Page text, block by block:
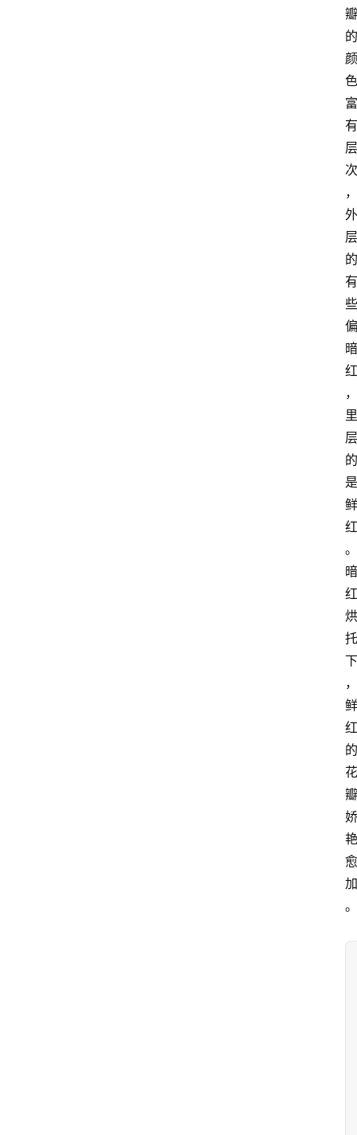
瓣
的
颜
色
富
有
层
次
，
外
层
的
有
些
偏
暗
红
，
里
层
的
是
鲜
红
。
暗
红
烘
托
下
，
鲜
红
的
花
瓣
娇
艳
愈
加
。